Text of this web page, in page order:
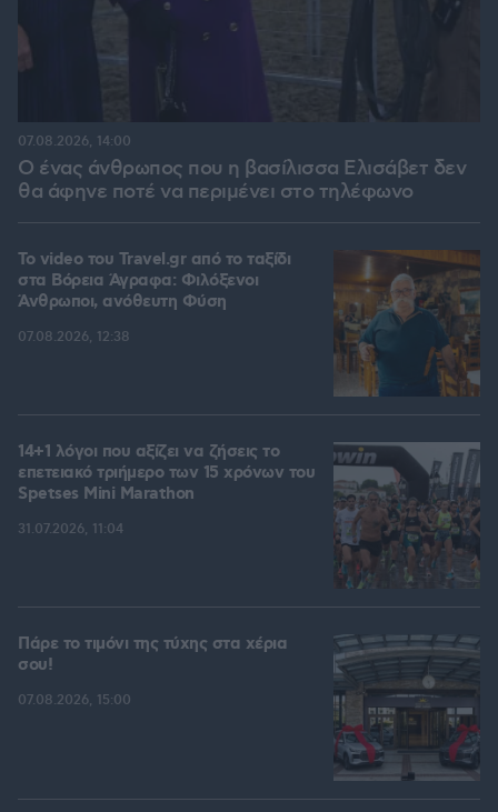
Ο ένας άνθρωπος που η βασίλισσα Ελισάβετ δεν
θα άφηνε ποτέ να περιμένει στο τηλέφωνο
07.08.2026, 14:00
To video του Travel.gr από το ταξίδι
στα Βόρεια Άγραφα: Φιλόξενοι
Άνθρωποι, ανόθευτη Φύση
07.08.2026, 12:38
14+1 λόγοι που αξίζει να ζήσεις το
επετειακό τριήμερο των 15 χρόνων του
Spetses Mini Marathon
31.07.2026, 11:04
Πάρε το τιμόνι της τύχης στα χέρια
σου!
07.08.2026, 15:00